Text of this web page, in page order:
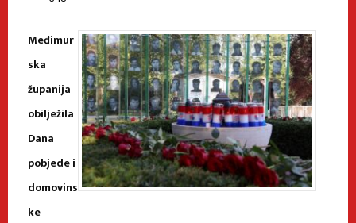
Međimur
ska
županija
obilježila
Dana
pobjede i
domovins
ke